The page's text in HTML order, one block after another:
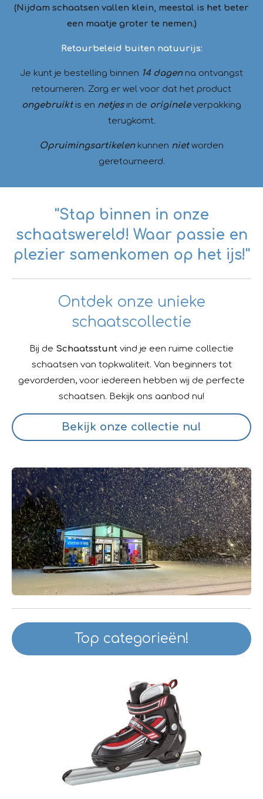
(Nijdam schaatsen vallen klein, meestal is het beter
een maatje groter te nemen.)
Retourbeleid buiten natuurijs:
Je kunt je bestelling binnen 14 dagenna ontvangst
retourneren. Zorg er wel voor dat het product
ongebruikt is en netjes in de originele verpakking
terugkomt.
Opruimingsartikelen kunnen niet worden
geretourneerd.
''Stap binnen in onze
schaatswereld! Waar passie en
plezier samenkomen op het ijs!''
Ontdek onze unieke
schaatscollectie
Bij de Schaatsstunt vind je een ruime collectie
schaatsen van topkwaliteit. Van beginners tot
gevorderden, voor iedereen hebben wij de perfecte
schaatsen. Bekijk ons aanbod nu!
Bekijk onze collectie nu!
Top categorieën!